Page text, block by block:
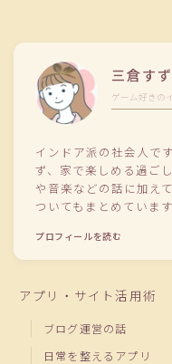
三倉す
ゲーム好きの
インドア派の社会人で
ず、家で楽しめる過ご
や音楽などの話に加え
ついてもまとめています
プロフィールを読む
アプリ・サイト活用術
ブログ運営の話
日常を整えるアプリ